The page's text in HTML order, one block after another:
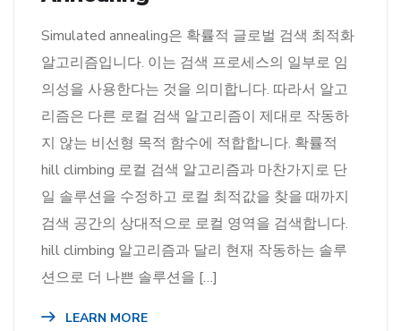
Simulated annealing은 확률적 글로벌 검색 최적화
알고리즘입니다. 이는 검색 프로세스의 일부로 임
의성을 사용한다는 것을 의미합니다. 따라서 알고
리즘은 다른 로컬 검색 알고리즘이 제대로 작동하
지 않는 비선형 목적 함수에 적합합니다. 확률적
hill climbing 로컬 검색 알고리즘과 마찬가지로 단
일 솔루션을 수정하고 로컬 최적값을 찾을 때까지
검색 공간의 상대적으로 로컬 영역을 검색합니다.
hill climbing 알고리즘과 달리 현재 작동하는 솔루
션으로 더 나쁜 솔루션을 […]
LEARN MORE